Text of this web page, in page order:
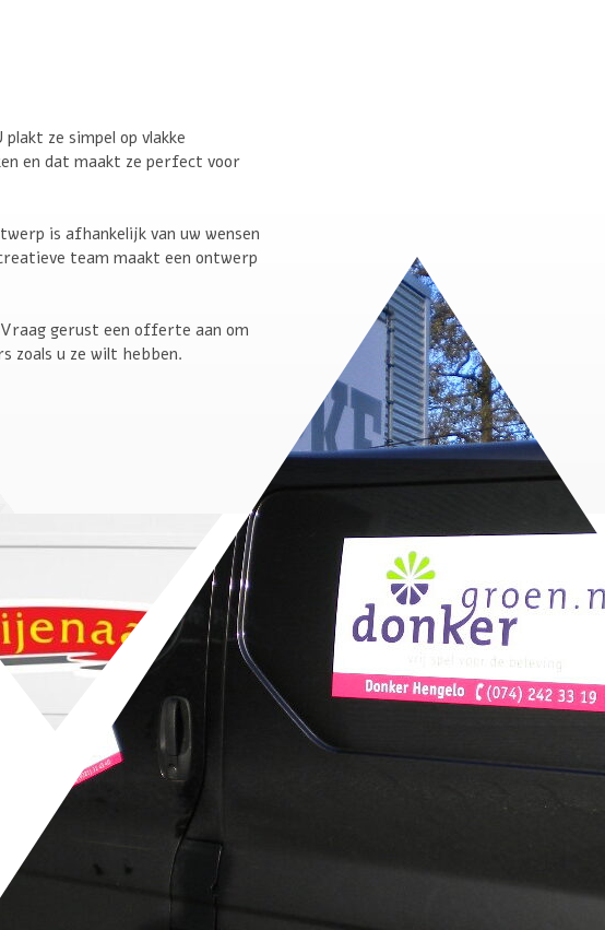
ze simpel op vlakke
en dat maakt ze perfect voor
is afhankelijk van uw wensen
team maakt een ontwerp
gerust een offerte aan om
zoals u ze wilt hebben.